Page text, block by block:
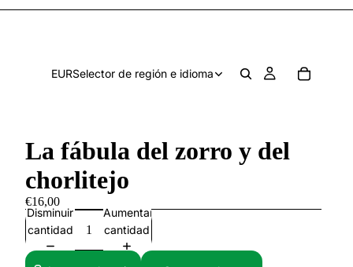
EURSelector de región e idioma
La fábula del zorro y del
chorlitejo
€16,00
Disminuir
cantidad
Aumentar
cantidad